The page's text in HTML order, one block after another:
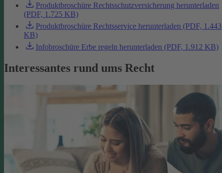
Produktbroschüre Rechtsschutzversicherung herunterladen
(PDF, 1.725 KB)
Produktbroschüre Rechtsservice herunterladen (PDF, 1.443
KB)
Infobroschüre Erbe regeln herunterladen (PDF, 1.912 KB)
Interessantes rund ums Recht